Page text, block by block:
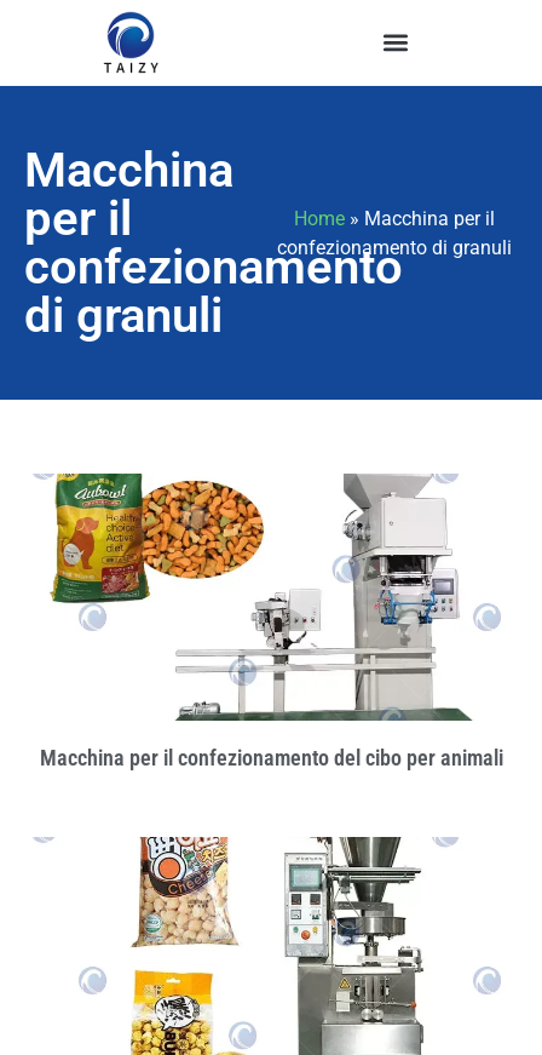
Macchina
per il
confezionamento
di granuli
Home » Macchina per il
confezionamento di granuli
Macchina per il confezionamento del cibo per animali